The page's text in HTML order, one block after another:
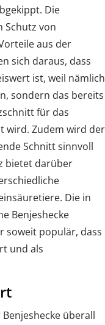
Die
Schutz von
aus der
sich daraus, dass
ist, weil nämlich
sondern das bereits
für das
wird. Zudem wird der
Schnitt sinnvoll
bietet darüber
Die in
Benjeshecke
soweit populär, dass
und als
überall